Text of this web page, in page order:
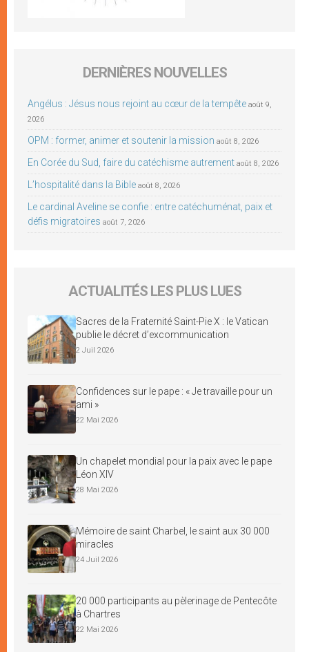
DERNIÈRES NOUVELLES
Angélus : Jésus nous rejoint au cœur de la tempête août 9,
2026
OPM : former, animer et soutenir la mission août 8, 2026
En Corée du Sud, faire du catéchisme autrement août 8, 2026
L’hospitalité dans la Bible août 8, 2026
Le cardinal Aveline se confie : entre catéchuménat, paix et
défis migratoires août 7, 2026
ACTUALITÉS LES PLUS LUES
Sacres de la Fraternité Saint-Pie X : le Vatican
publie le décret d’excommunication
2 Juil 2026
Confidences sur le pape : « Je travaille pour un
ami »
22 Mai 2026
Un chapelet mondial pour la paix avec le pape
Léon XIV
28 Mai 2026
Mémoire de saint Charbel, le saint aux 30 000
miracles
24 Juil 2026
20 000 participants au pèlerinage de Pentecôte
à Chartres
22 Mai 2026